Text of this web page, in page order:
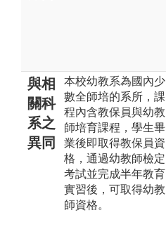
與相
關科
系之
異同
本校幼教系為國內少
數全師培的系所，課
程內含教保員與幼教
師培育課程，學生畢
業後即取得教保員資
格，通過幼教師檢定
考試並完成半年教育
實習後，可取得幼教
師資格。